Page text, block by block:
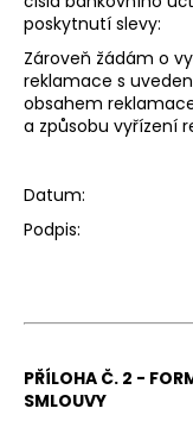
poskytnutí slevy:
Zároveň žádám o
reklamace s
obsahem
a způsobu vyřízení
Datum:
Podpis:
PŘÍLOHA Č. 2 -
SMLOUVY